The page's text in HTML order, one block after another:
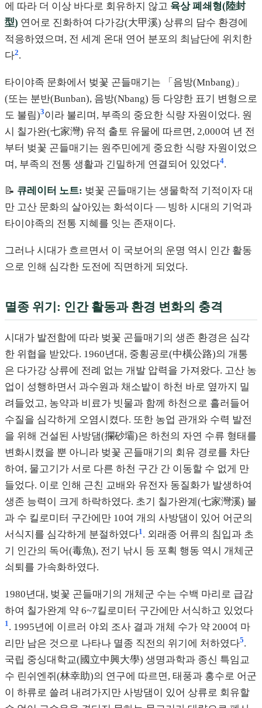
에 따라 더 이상 바다로 회유하지 않고 육상 폐쇄형(陸封
型) 연어로 진화하여 다가강(大甲溪) 상류의 담수 환경에
적응하였으며, 전 세계 온대 연어 분포의 최남단에 위치한
다2.
타이야족 문화에서 벚꽃 곤들매기는 「음방(Mnbang)」
(또는 분반(Bunban), 음방(Nbang) 등 다양한 표기 변형으로
도 불림)3이라 불리며, 부족의 중요한 식량 자원이었다. 원
시 칠가완(七家灣) 유적 출토 유물에 따르면, 2,000여 년 전
부터 벚꽃 곤들매기는 원주민에게 중요한 식량 자원이었으
며, 부족의 전통 생활과 긴밀하게 연결되어 있었다4.
📝 큐레이터 노트: 벚꽃 곤들매기는 생물학적 기적이자 대
만 고산 문화의 살아있는 화석이다 — 빙하 시대의 기억과
타이야족의 전통 지혜를 잇는 존재이다.
그러나 시대가 흐르면서 이 국보어의 운명 역시 인간 활동
으로 인해 심각한 도전에 직면하게 되었다.
멸종 위기: 인간 활동과 환경 변화의 충격
시대가 발전함에 따라 벚꽃 곤들매기의 생존 환경은 심각
한 위협을 받았다. 1960년대, 중횡공로(中橫公路)의 개통
은 다가강 상류에 전례 없는 개발 압력을 가져왔다. 고산 농
업이 성행하면서 과수원과 채소밭이 하천 바로 옆까지 밀
려들었고, 농약과 비료가 빗물과 함께 하천으로 흘러들어
수질을 심각하게 오염시켰다. 또한 농업 관개와 수력 발전
을 위해 건설된 사방댐(攔砂壩)은 하천의 자연 수류 형태를
변화시켰을 뿐 아니라 벚꽃 곤들매기의 회유 경로를 차단
하여, 물고기가 서로 다른 하천 구간 간 이동할 수 없게 만
들었다. 이로 인해 근친 교배와 유전자 동질화가 발생하여
생존 능력이 크게 하락하였다. 초기 칠가완계(七家灣溪) 불
과 수 킬로미터 구간에만 10여 개의 사방댐이 있어 어군의
서식지를 심각하게 분절하였다1 . 외래종 어류의 침입과 초
기 인간의 독어(毒魚), 전기 낚시 등 포획 행동 역시 개체군
쇠퇴를 가속화하였다.
1980년대, 벚꽃 곤들매기의 개체군 수는 수백 마리로 급감
하여 칠가완계 약 6~7킬로미터 구간에만 서식하고 있었다
1. 1995년에 이르러 야외 조사 결과 개체 수가 약 200여 마
리만 남은 것으로 나타나 멸종 직전의 위기에 처하였다5.
국립 중싱대학교(國立中興大學) 생명과학과 종신 특임교
수 린쉬엔쥐(林幸助)의 연구에 따르면, 태풍과 홍수로 어군
이 하류로 쓸려 내려가지만 사방댐이 있어 상류로 회유할